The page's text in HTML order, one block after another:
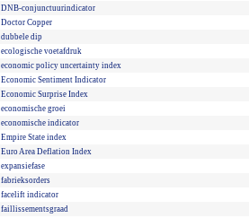
DNB-conjunctuurindicator
Doctor Copper
dubbele dip
ecologische voetafdruk
economic policy uncertainty index
Economic Sentiment Indicator
Economic Surprise Index
economische groei
economische indicator
Empire State index
Euro Area Deflation Index
expansiefase
fabrieksorders
facelift indicator
faillissementsgraad